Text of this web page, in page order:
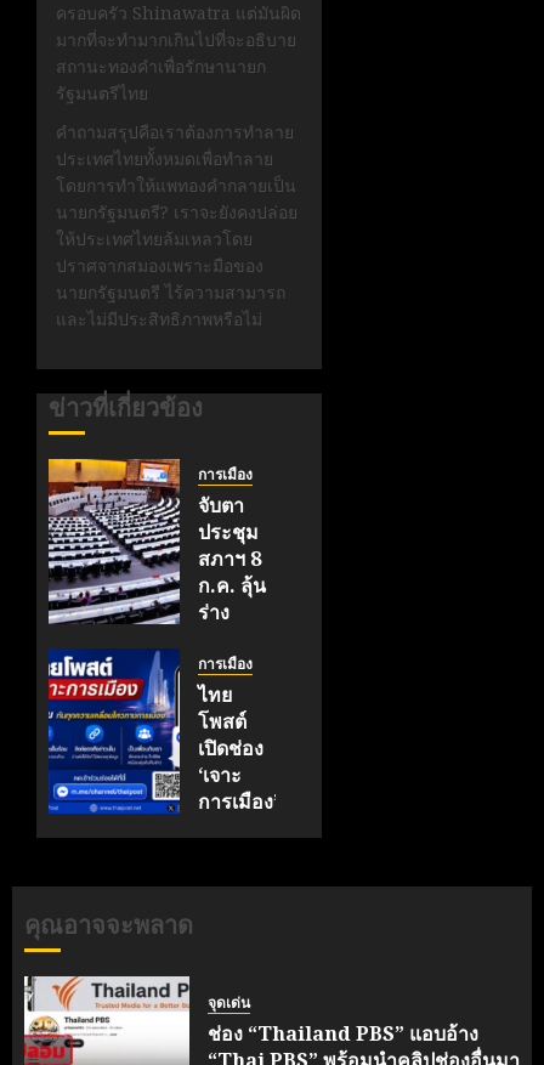
ครอบครัว Shinawatra แต่มันผิด
มากที่จะทำมากเกินไปที่จะอธิบาย
สถานะทองคำเพื่อรักษานายก
รัฐมนตรีไทย
คำถามสรุปคือเราต้องการทำลาย
ประเทศไทยทั้งหมดเพื่อทำลาย
โดยการทำให้แพทองคำกลายเป็น
นายกรัฐมนตรี? เราจะยังคงปล่อย
ให้ประเทศไทยล้มเหลวโดย
ปราศจากสมองเพราะมือของ
นายกรัฐมนตรี ไร้ความสามารถ
และไม่มีประสิทธิภาพหรือไม่
ข่าวที่เกี่ยวข้อง
การเมือง
จับตา
ประชุม
สภาฯ 8
ก.ค. ลุ้น
ร่าง
กรรม
ผ่านด่าน
สุดท้าย
ปม
ม.112
5, 2026
การเมือง
ไทย
โพสต์
เปิดช่อง
‘เจาะ
การเมือง’
เคลื่อนไหว
คุณอาจจะพลาด
จุดเด่น
ช่อง “Thailand PBS” แอบอ้าง